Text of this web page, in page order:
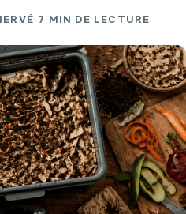
·7 MIN DE LECTURE